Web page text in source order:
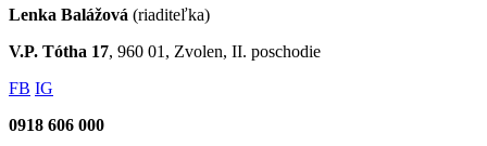
Lenka Balážová (riaditeľka)
V.P. Tótha 17, 960 01, Zvolen, II. poschodie
FB IG
0918 606 000